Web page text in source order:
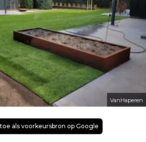
VanHaperen
als voorkeursbron op Google